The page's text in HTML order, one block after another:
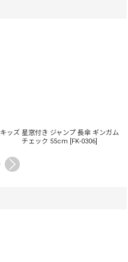
キッズ 星窓付き ジャンプ 長傘 ギンガム
チェック 55cm [FK-0306]